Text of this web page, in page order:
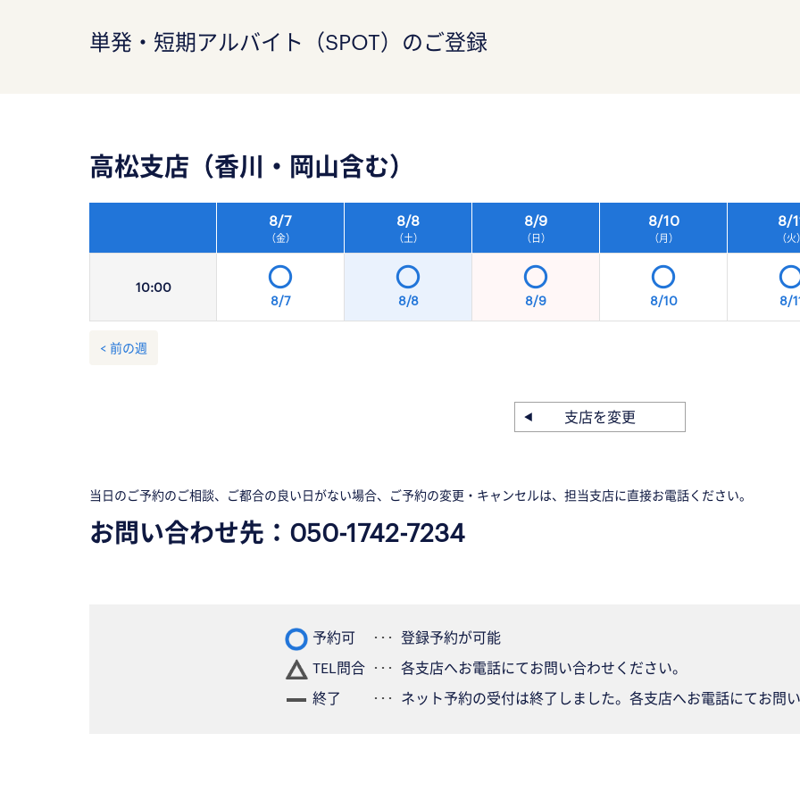
単発・短期アルバイト（SPOT）のご登録
高松支店（香川・岡山含む）
10:00
8/7
（金）
8/8
（土）
8/9
（日）
8/10
（月）
8/
（火）
8/7 8/8 8/9 8/10 8/
< 前の週
支店を変更
当日のご予約のご相談、ご都合の良い日がない場合、ご予約の変更・キャンセルは、担当支店に直接お電話ください。
お問い合わせ先： 050-1742-7234
予約可
登録予約が可能
TEL問合
各支店へお電話にてお問い合わせください。
終了
ネット予約の受付は終了しました。各支店へお電話にてお問い